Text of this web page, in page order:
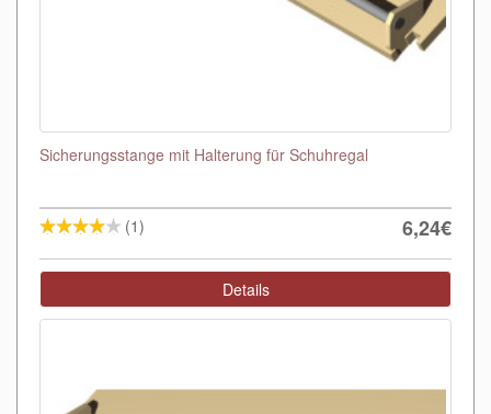
Sicherungsstange mit Halterung für Schuhregal
(1) 6,24€
Details